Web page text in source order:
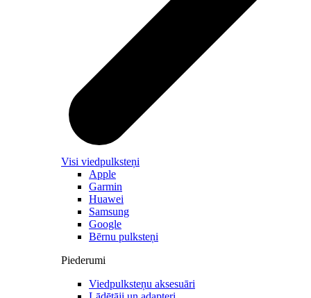
Visi viedpulksteņi
Apple
Garmin
Huawei
Samsung
Google
Bērnu pulksteņi
Piederumi
Viedpulksteņu aksesuāri